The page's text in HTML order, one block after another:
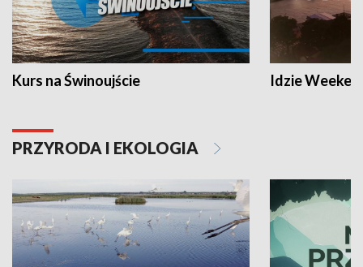
Kurs na Świnoujście Idzie
PRZYRODA I EKOLOGIA